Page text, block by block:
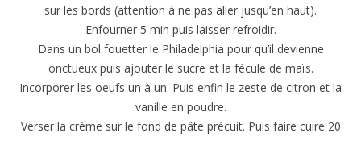
sur les bords (attention à ne pas aller jusqu’en haut).
Enfourner 5 min puis laisser refroidir.
Dans un bol fouetter le Philadelphia pour qu’il devienne
onctueux puis ajouter le sucre et la fécule de maïs.
Incorporer les oeufs un à un. Puis enfin le zeste de citron et la
vanille en poudre.
Verser la crème sur le fond de pâte précuit. Puis faire cuire 20